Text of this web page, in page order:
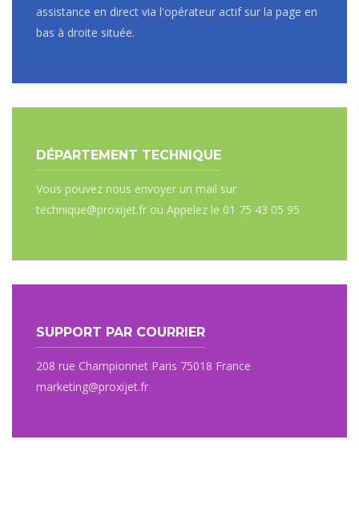
assistance en direct via l'opérateur actif sur la page en
bas à droite située.
DÉPARTEMENT TECHNIQUE
Vous pouvez nous envoyer un mail sur
technique@proxijet.fr ou Appelez le 01 75 43 05 95
SUPPORT PAR COURRIER
208 rue Championnet Paris 75018 France
marketing@proxijet.fr